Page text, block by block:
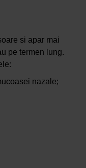
si apar mai
pe termen lung.
nazale;